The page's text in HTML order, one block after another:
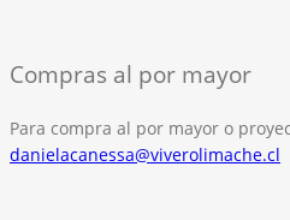
Compras al por mayor
Para compra al por mayor o
danielacanessa@viverolimache.cl